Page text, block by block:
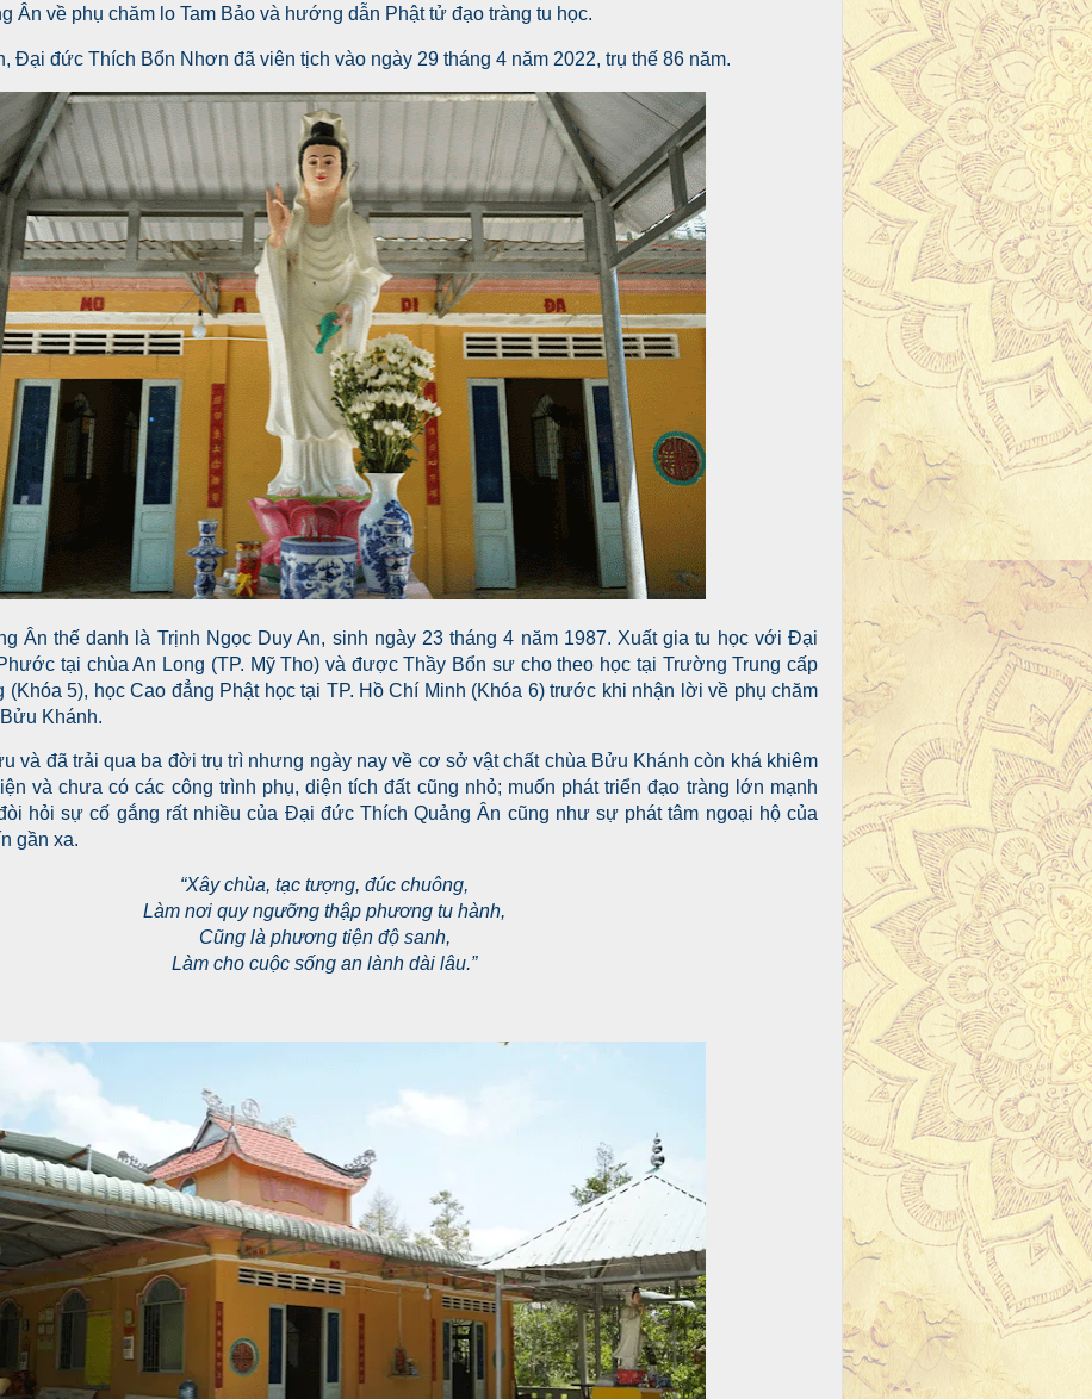
Ân về phụ chăm lo Tam Bảo và hướng dẫn Phật tử đạo tràng tu học.
Đại đức Thích Bổn Nhơn đã viên tịch vào ngày 29 tháng 4 năm 2022, trụ thế 86 năm.
Ân thế danh là Trịnh Ngọc Duy An, sinh ngày 23 tháng 4 năm 1987. Xuất gia tu học với Đại
tại chùa An Long (TP. Mỹ Tho) và được Thầy Bổn sư cho theo học tại Trường Trung cấp
(Khóa 5), học Cao đẳng Phật học tại TP. Hồ Chí Minh (Khóa 6) trước khi nhận lời về phụ chăm
Khánh.
và đã trải qua ba đời trụ trì nhưng ngày nay về cơ sở vật chất chùa Bửu Khánh còn khá khiêm
và chưa có các công trình phụ, diện tích đất cũng nhỏ; muốn phát triển đạo tràng lớn mạnh
hỏi sự cố gắng rất nhiều của Đại đức Thích Quảng Ân cũng như sự phát tâm ngoại hộ của
gần xa.
“Xây chùa, tạc tượng, đúc chuông,
Làm nơi quy ngưỡng thập phương tu hành,
Cũng là phương tiện độ sanh,
Làm cho cuộc sống an lành dài lâu.”